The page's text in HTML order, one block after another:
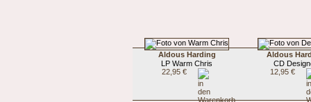
Aldous Harding
LP Warm Chris
22,95 €
Aldous
CD
12,95 €